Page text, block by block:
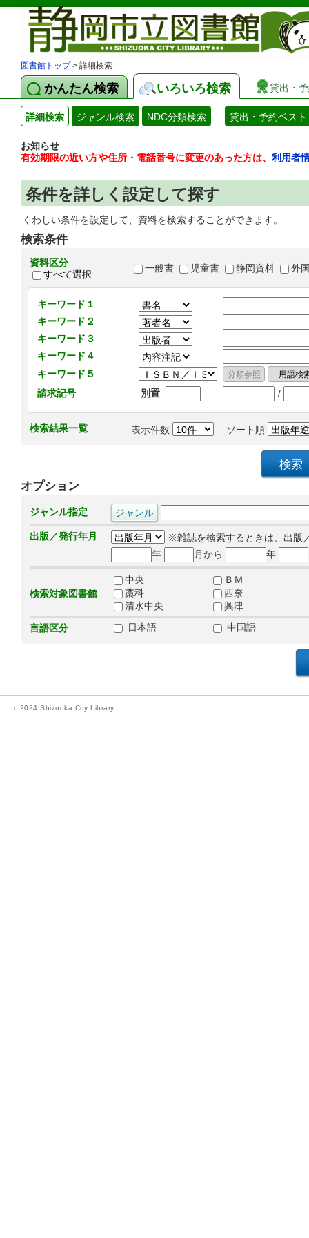
図書館トップ> 詳細検索
かんたん検索 いろいろ検索 貸出・
詳細検索 ジャンル検索 NDC分類検索 貸出・予約ベスト
お知らせ
有効期限の近い方や住所・電話番号に変更のあった方は、 利用者
条件を詳しく設定して探す
くわしい条件を設定して、資料を検索することができます。
検索条件
資料区分
すべて選択
一般書 児童書 静岡資料 外
キーワード１
キーワード２
キーワード３
キーワード４
キーワード５
請求記号
別置 /
検索結果一覧 表示件数 ソート順
オプション
ジャンル指定
出版／発行年月
※雑誌を検索するときは、出版
年
月から 年
検索対象図書館
中央
ＢＭ
藁科
西奈
清水中央
興津
言語区分
日本語 中国語
c 2024 Shizuoka City Library.